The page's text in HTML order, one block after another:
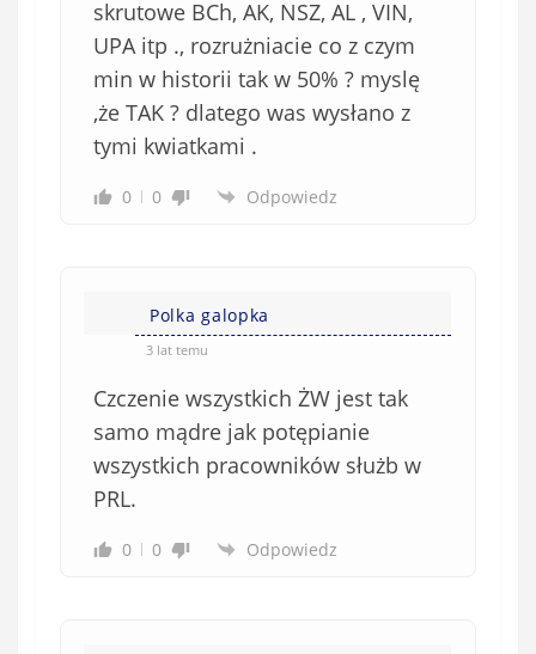
skrutowe BCh, AK, NSZ, AL , VIN,
UPA itp ., rozrużniacie co z czym
min w historii tak w 50% ? myslę
,że TAK ? dlatego was wysłano z
tymi kwiatkami .
0 0 Odpowiedz
Polka galopka
3 lat temu
Czczenie wszystkich ŻW jest tak
samo mądre jak potępianie
wszystkich pracowników służb w
PRL.
0 0 Odpowiedz